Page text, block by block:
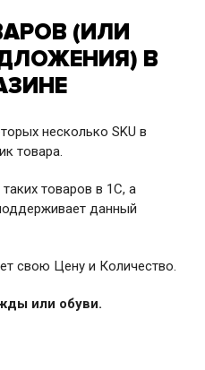
(ИЛИ
В
несколько SKU в
товара.
товаров в 1С, а
данный
свою Цену и Количество.
или обуви.